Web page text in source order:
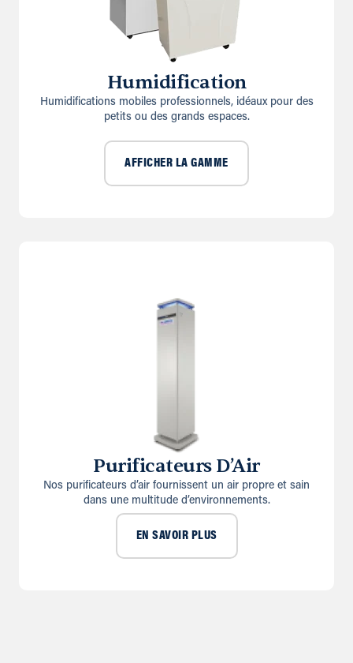
Humidification
Humidifications mobiles professionnels, idéaux pour des
petits ou des grands espaces.
AFFICHER LA GAMME
Purificateurs D’Air
Nos purificateurs d’air fournissent un air propre et sain
dans une multitude d’environnements.
EN SAVOIR PLUS